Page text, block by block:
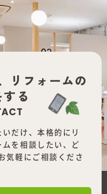
リフォームの
る
だけ、本格的にリ
ムを相談したい、ど
気軽にご相談くださ